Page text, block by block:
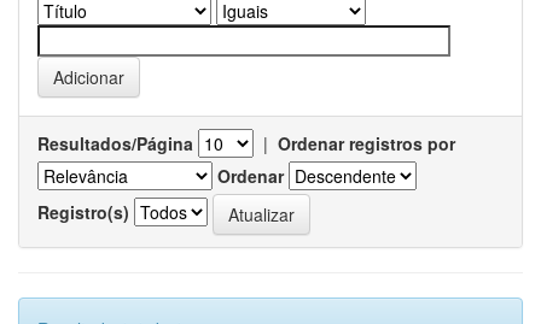
Resultados/Página | Ordenar registros por
Ordenar
Registro(s)